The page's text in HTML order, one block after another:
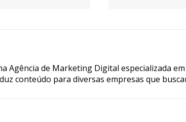
Agência de Marketing Digital especializada
conteúdo para diversas empresas que